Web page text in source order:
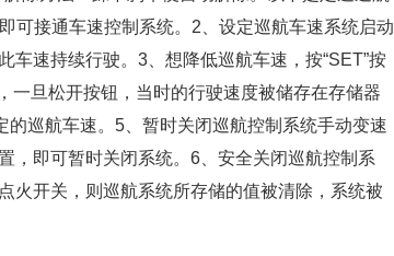
可接通车速控制系统。2、设定巡航车速系统启动
车速持续行驶。3、想降低巡航车速，按“SET”按
一旦松开按钮，当时的行驶速度被储存在存储器
的巡航车速。5、暂时关闭巡航控制系统手动变速
，即可暂时关闭系统。6、安全关闭巡航控制系
火开关，则巡航系统所存储的值被清除，系统被